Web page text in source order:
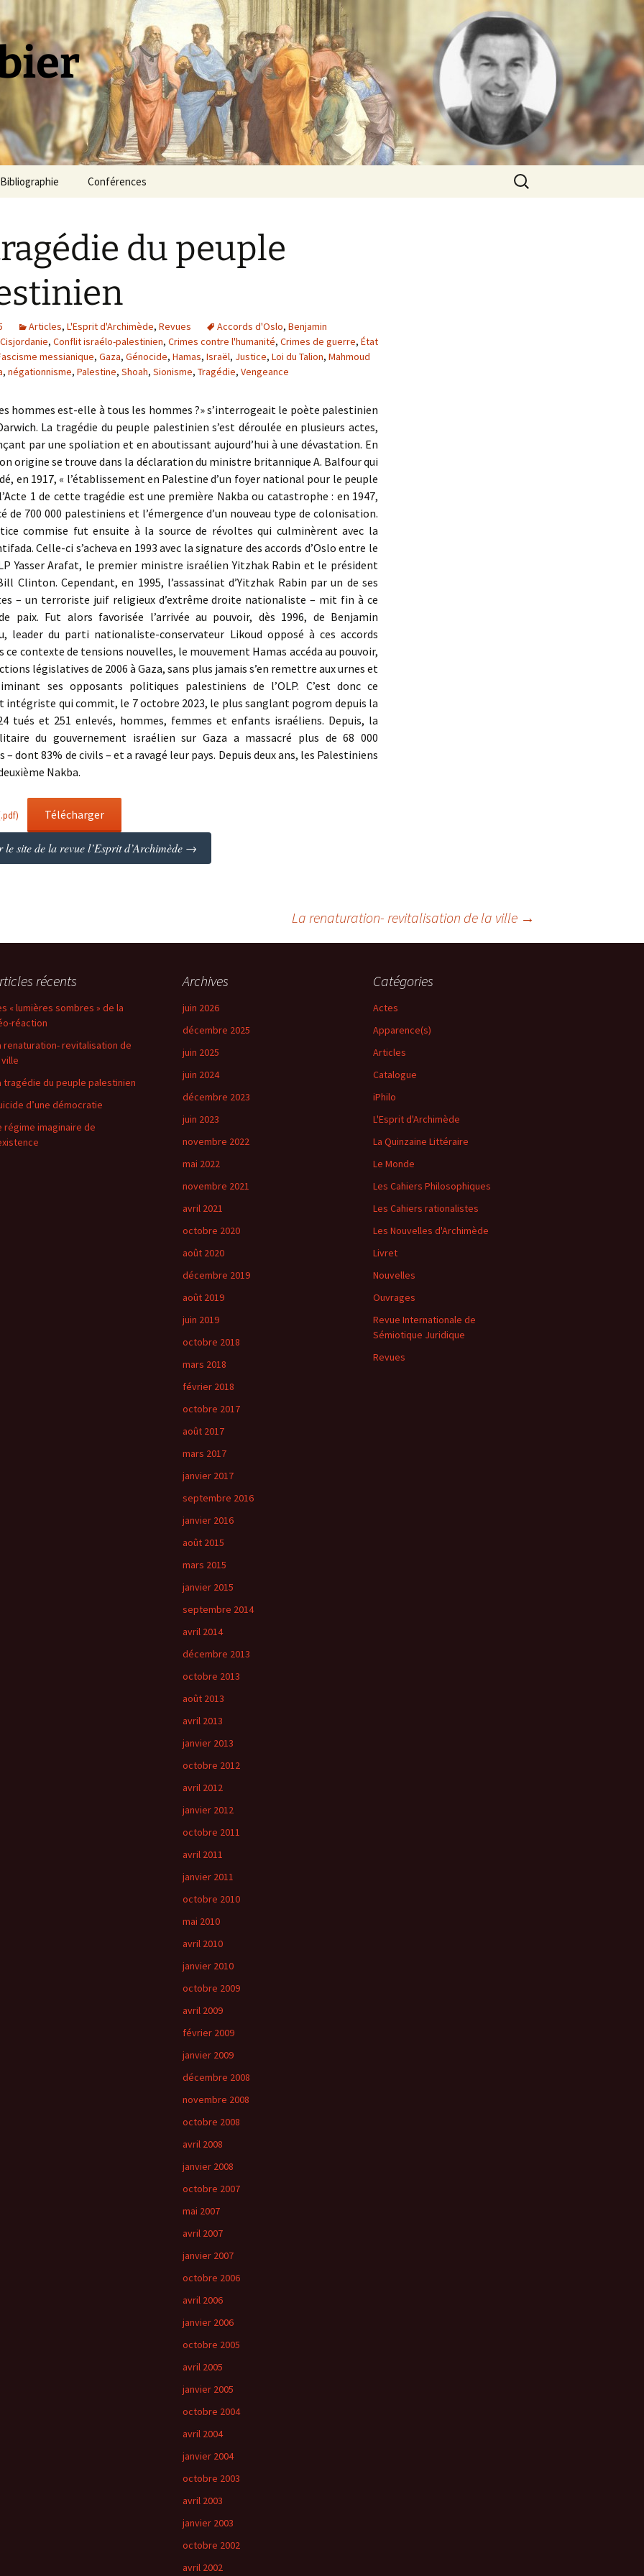
Bibliographie Conférences
Rechercher :
du peuple
Articles, L'Esprit d'Archimède, Revues Accords d'Oslo, Benjamin
Cisjordanie, Conflit israélo-palestinien, Crimes contre l'humanité, Crimes de guerre, État
messianique, Gaza, Génocide, Hamas, Israël, Justice, Loi du Talion, Mahmoud
, négationnisme, Palestine, Shoah, Sionisme, Tragédie, Vengeance
hommes est-elle à tous les hommes ?» s’interrogeait le poète palestinien
La tragédie du peuple palestinien s’est déroulée en plusieurs actes,
par une spoliation et en aboutissant aujourd’hui à une dévastation. En
origine se trouve dans la déclaration du ministre britannique A. Balfour qui
en 1917, « l’établissement en Palestine d’un foyer national pour le peuple
1 de cette tragédie est une première Nakba ou catastrophe : en 1947,
de 700 000 palestiniens et l’émergence d’un nouveau type de colonisation.
commise fut ensuite à la source de révoltes qui culminèrent avec la
Celle-ci s’acheva en 1993 avec la signature des accords d’Oslo entre le
Yasser Arafat, le premier ministre israélien Yitzhak Rabin et le président
Clinton. Cependant, en 1995, l’assassinat d’Yitzhak Rabin par un de ses
– un terroriste juif religieux d’extrême droite nationaliste – mit fin à ce
paix. Fut alors favorisée l’arrivée au pouvoir, dès 1996, de Benjamin
leader du parti nationaliste-conservateur Likoud opposé à ces accords
ce contexte de tensions nouvelles, le mouvement Hamas accéda au pouvoir,
législatives de 2006 à Gaza, sans plus jamais s’en remettre aux urnes et
ses opposants politiques palestiniens de l’OLP. C’est donc ce
intégriste qui commit, le 7 octobre 2023, le plus sanglant pogrom depuis la
tués et 251 enlevés, hommes, femmes et enfants israéliens. Depuis, la
du gouvernement israélien sur Gaza a massacré plus de 68 000
– dont 83% de civils – et a ravagé leur pays. Depuis deux ans, les Palestiniens
Nakba.
Télécharger
le site de la revue l’Esprit d’Archimède →
La renaturation- revitalisation de la ville →
récents
« lumières sombres » de la
réaction
renaturation- revitalisation de
tragédie du peuple palestinien
d’une démocratie
régime imaginaire de
Archives
juin 2026
décembre 2025
juin 2025
juin 2024
décembre 2023
juin 2023
novembre 2022
mai 2022
novembre 2021
avril 2021
octobre 2020
août 2020
décembre 2019
août 2019
juin 2019
octobre 2018
mars 2018
février 2018
octobre 2017
août 2017
mars 2017
janvier 2017
septembre 2016
janvier 2016
août 2015
mars 2015
janvier 2015
septembre 2014
avril 2014
décembre 2013
octobre 2013
août 2013
avril 2013
janvier 2013
octobre 2012
avril 2012
janvier 2012
octobre 2011
avril 2011
janvier 2011
octobre 2010
mai 2010
avril 2010
janvier 2010
octobre 2009
avril 2009
février 2009
janvier 2009
décembre 2008
novembre 2008
octobre 2008
avril 2008
janvier 2008
octobre 2007
mai 2007
avril 2007
janvier 2007
octobre 2006
avril 2006
janvier 2006
octobre 2005
avril 2005
janvier 2005
octobre 2004
avril 2004
janvier 2004
octobre 2003
avril 2003
janvier 2003
octobre 2002
avril 2002
Catégories
Actes
Apparence(s)
Articles
Catalogue
iPhilo
L'Esprit d'Archimède
La Quinzaine Littéraire
Le Monde
Les Cahiers Philosophiques
Les Cahiers rationalistes
Les Nouvelles d'Archimède
Livret
Nouvelles
Ouvrages
Revue Internationale de
Sémiotique Juridique
Revues